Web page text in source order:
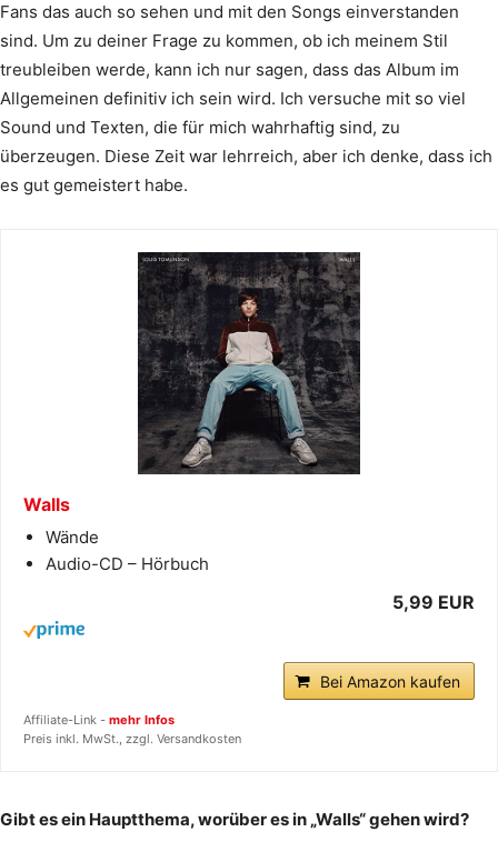
Fans das auch so sehen und mit den Songs einverstanden
sind. Um zu deiner Frage zu kommen, ob ich meinem Stil
treubleiben werde, kann ich nur sagen, dass das Album im
Allgemeinen definitiv ich sein wird. Ich versuche mit so viel
Sound und Texten, die für mich wahrhaftig sind, zu
überzeugen. Diese Zeit war lehrreich, aber ich denke, dass ich
es gut gemeistert habe.
Walls
Wände
Audio-CD – Hörbuch
5,99 EUR
Bei Amazon kaufen
Affiliate-Link - mehr Infos
Preis inkl. MwSt., zzgl. Versandkosten
Gibt es ein Hauptthema, worüber es in „Walls“ gehen wird?